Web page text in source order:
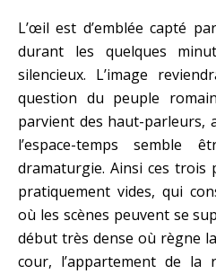
L’œil est d’emblée capté
durant les quelques
silencieux. L’image
question du peuple
parvient des haut-parleurs,
l’espace-temps
dramaturgie. Ainsi ces trois
pratiquement vides, qui
où les scènes peuvent se
début très dense où règne
cour, l’appartement de